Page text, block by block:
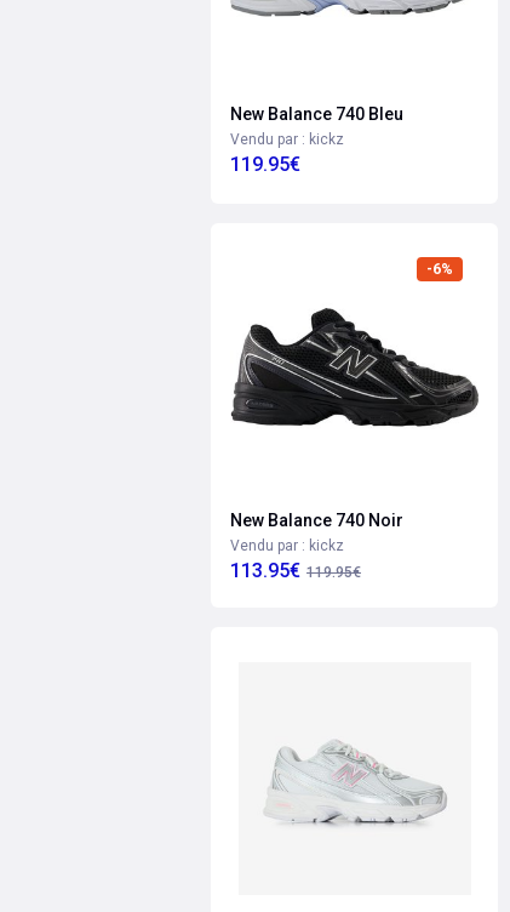
New Balance 740 Bleu
Vendu par : kickz
119.95€
-6%
New Balance 740 Noir
Vendu par : kickz
113.95€ 119.95€